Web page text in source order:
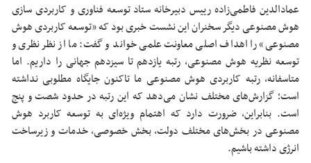
عمادالدین فاطمی‌زاده رییس دبیرخانه ستاد توسعه فناوری و کاربردی سازی
هوش مصنوعی دیگر سخنران این نشست خبری بود که «توسعه کاربردی هوش
مصنوعی» را اهداف اصلی معاونت علمی خواند و گفت: ما از نظر نظری و
توسعه نظریه هوش مصنوعی، رتبه یازدهم تا سیزدهم جهانی را داریم. اما
متاسفانه، رتبه کاربردی هوش مصنوعی ما تاکنون جایگاه مطلوبی نداشته
است؛ گزارش‌های مختلف نشان می‌دهد که این رتبه در حدود شصت و پنج
است. بنابراین، ضرورت دارد که اهتمام ویژه‌ای به توسعه کاربرد هوش
مصنوعی در بخش‌های مختلف دولت، بخش خصوصی، خدمات و زیرساخت
انرژی داشته باشیم.